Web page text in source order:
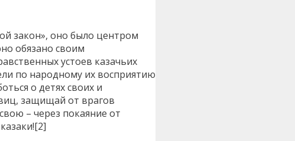
закон», оно было центром
обязано своим
устоев казачьих
по народному их восприятию
о детях своих и
защищай от врагов
– через покаяние от